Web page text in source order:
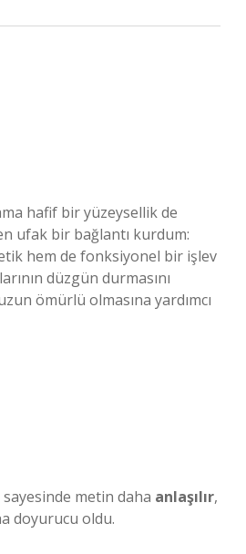
hafif bir yüzeysellik de
ufak bir bağlantı kurdum:
hem de fonksiyonel bir işlev
düzgün durmasını
ömürlü olmasına yardımcı
sayesinde metin daha anlaşılır,
doyurucu oldu.